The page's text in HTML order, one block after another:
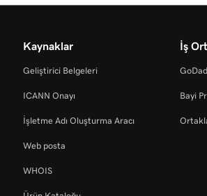
Kaynaklar
Geliştirici Belgeleri
ICANN Onayı
İşletme Adı Oluşturma Aracı
Web posta
WHOIS
İş
Bayi